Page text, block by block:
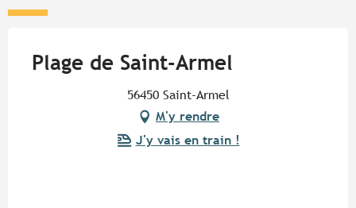
Plage de Saint-Armel
56450 Saint-Armel
M'y rendre
J'y vais en train !